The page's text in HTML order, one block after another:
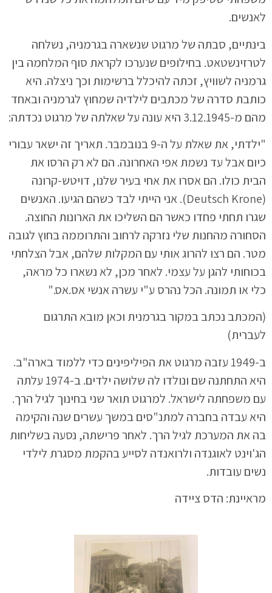
לאנשים.
בינתיים, סבתה של מרגוט שנשארה בגרמניה, נשלחה
לטרזינשטאט. בחילופים שנערכו לקראת סוף המלחמה בין
גרמניה לשוויץ, זכתה להיכלל ברשימות וכך ניצלה. היא
כותבת סדרה של מכתבים לילדיה שמחוץ לגרמניה ובאחד
מהם מ-3.12.1945 היא עונה על שאלתה של מרגוט נכדתה:
"ילדתי, את שאלת על ה-9 בנובמבר. תאריך זה ישאר עבורי
כיום אבל עד נשמת אפי האחרונה. הם לא רק הרסו את
הבית כולו. הם אסרו את אחי בעיר שלנו, דויטש-קרונה
(Deutsch Krone). אני הייתי לבד כשהם הגיעו. האנשים
שגרו תחתי פחדו כאשר הם השליכו את הארונות החוצה.
הסחורה מהחנות שלי נזרקה לרחוב והתרוממה בחוץ לגובה
מטר. הם רצו להרוג אותי עם המקלות שלהם, אבל הצלחתי
בכוחותי להגן על עצמי. לאחר מכן, לא נשארו כל מראה,
כלי או תמונה. הכל נהרס ע"י עשרה אנשי אס.אס."
(המכתב נכתב במקור בגרמנית וכאן מובא התרגום
לעברית)
ב-1949 עזבה מרגוט את הפיליפינים כדי ללמוד בארה"ב.
היא התחתנה שם ונולדו לה שלושה ילדים. ב-1974 עלתה
עם משפחתה לישראל. למרגוט תואר שני בחינוך לגיל הרך.
היא עבדה בחברה למתנ"סים במשך עשרים שנה והקימה
בה את המערכת לגיל הרך. לאחר פרישתה, נסעה בשליחות
הג'וינט לאוגנדה ולרואנדה לסייע בהקמת מסגרת לילדי
נשים עובדות.
מראיינת: הדס ציידה